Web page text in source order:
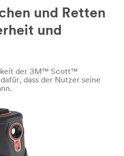
und Retten
und
der 3M™ Scott™
dass der Nutzer seine